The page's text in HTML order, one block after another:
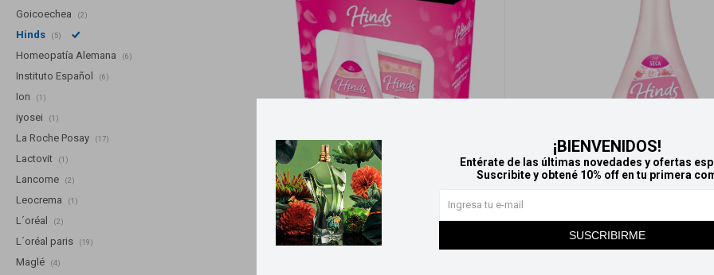
¡BIENVENIDOS!
Entérate de las últimas novedades y ofertas
Suscribite y obtené 10% off en tu primera
SUSCRIBIRME
LlegaMAÑANA MAÑANA
Pack Hinds Rosa
Goicoechea (2)
Hinds (5)
Homeopatía Alemana (6)
Instituto Español (6)
Ion (1)
iyosei (1)
La Roche Posay (17)
Lactovit (1)
Lancome (2)
Leocrema (1)
L´oréal (2)
L´oréal paris (19)
Maglé (4)